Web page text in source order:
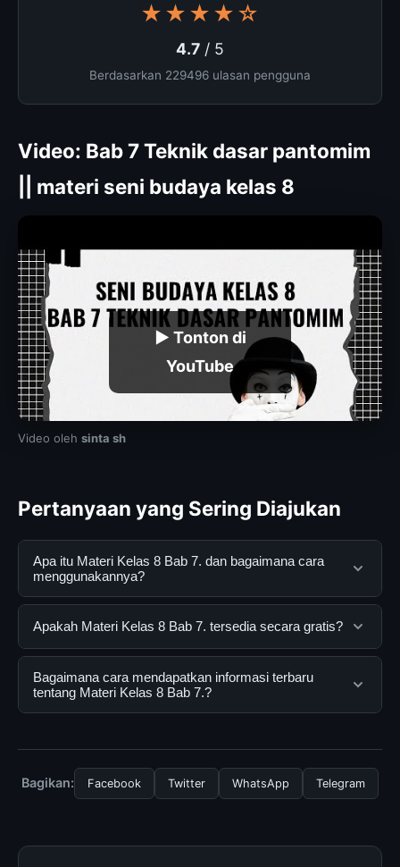
★★★★☆
4.7 / 5
Berdasarkan 229496 ulasan pengguna
Video: Bab 7 Teknik dasar pantomim
|| materi seni budaya kelas 8
▶ Tonton di
YouTube
Video oleh sinta sh
Pertanyaan yang Sering Diajukan
Apa itu Materi Kelas 8 Bab 7. dan bagaimana cara
menggunakannya?
Materi Kelas 8 Bab 7. adalah layanan digital yang
informasi lengkap dan terpercaya. Anda dapat
menggunakannya dengan mengunjungi situs resmi dan
mengikuti panduan yang tersedia.
Apakah Materi Kelas 8 Bab 7. tersedia secara gratis?
Ya, Materi Kelas 8 Bab 7. dapat diakses secara gratis
oleh semua pengguna. Tidak ada biaya tersembunyi
atau langganan yang diperlukan untuk menggunakan
Bagaimana cara mendapatkan informasi terbaru
tentang Materi Kelas 8 Bab 7.?
kami secara berkala. Kami selalu memperbarui konten
dengan informasi terkini dan terpercaya.
Bagikan: Facebook Twitter WhatsApp Telegram